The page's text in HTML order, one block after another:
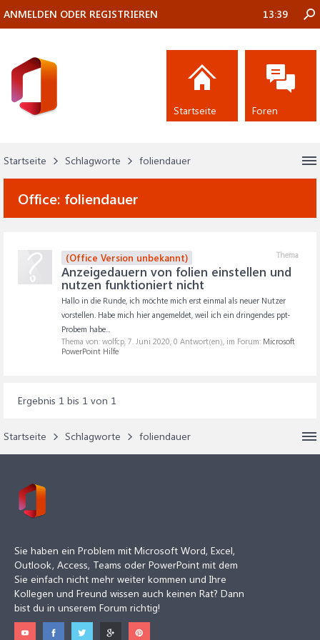
Startseite Schlagworte foliendauer
Office: foliendauer
Thema
(Office Version unbekannt)
Anzeigedauern von folien einstellen und
nutzen funktioniert nicht
Hallo in die Runde, ich möchte mich erst einmal als neuer Nutzer
vorstellen. Habe mich hier angemeldet, weil ich ein dringendes ppt-
Probem habe...
Thema von: wolfcp, 7. Juni 2020, 0 Antwort(en), im Forum: Microsoft
PowerPoint Hilfe
Ergebnis 1 bis 1 von 1
Startseite Schlagworte foliendauer
ANMELDEN ODER REGISTRIEREN 13:39
Startseite Foren
Sie haben ein Problem mit Microsoft Word, Excel,
Outlook, Access, Teams oder PowerPoint mit dem
Sie einfach nicht mehr weiter kommen und Ihre
Kollegen und Freund wissen auch keinen Rat? Dann
bist du in unserem Forum richtig!